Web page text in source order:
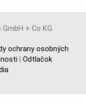
+ Co KG
ochrany osobných
| Odtlačok